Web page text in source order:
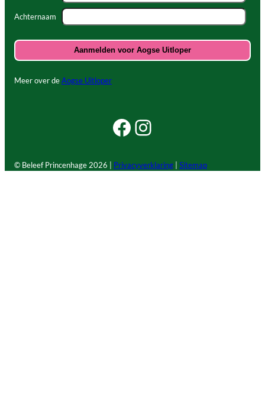
Achternaam
Meer over deAogse Uitloper
Facebook Beleef Princenhage
Instagram Beleef Princenhage
© Beleef Princenhage 2026 | Privacyverklaring Sitemap